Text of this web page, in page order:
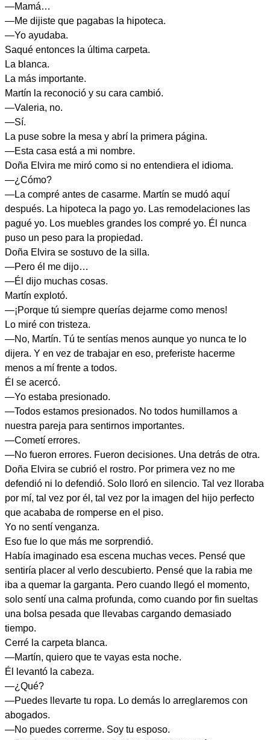
—Mamá…
—Me dijiste que pagabas la hipoteca.
—Yo ayudaba.
Saqué entonces la última carpeta.
La blanca.
La más importante.
Martín la reconoció y su cara cambió.
—Valeria, no.
—Sí.
La puse sobre la mesa y abrí la primera página.
—Esta casa está a mi nombre.
Doña Elvira me miró como si no entendiera el idioma.
—¿Cómo?
—La compré antes de casarme. Martín se mudó aquí
después. La hipoteca la pago yo. Las remodelaciones las
pagué yo. Los muebles grandes los compré yo. Él nunca
puso un peso para la propiedad.
Doña Elvira se sostuvo de la silla.
—Pero él me dijo…
—Él dijo muchas cosas.
Martín explotó.
—¡Porque tú siempre querías dejarme como menos!
Lo miré con tristeza.
—No, Martín. Tú te sentías menos aunque yo nunca te lo
dijera. Y en vez de trabajar en eso, preferiste hacerme
menos a mí frente a todos.
Él se acercó.
—Yo estaba presionado.
—Todos estamos presionados. No todos humillamos a
nuestra pareja para sentirnos importantes.
—Cometí errores.
—No fueron errores. Fueron decisiones. Una detrás de otra.
Doña Elvira se cubrió el rostro. Por primera vez no me
defendió ni lo defendió. Solo lloró en silencio. Tal vez lloraba
por mí, tal vez por él, tal vez por la imagen del hijo perfecto
que acababa de romperse en el piso.
Yo no sentí venganza.
Eso fue lo que más me sorprendió.
Había imaginado esa escena muchas veces. Pensé que
sentiría placer al verlo descubierto. Pensé que la rabia me
iba a quemar la garganta. Pero cuando llegó el momento,
solo sentí una calma profunda, como cuando por fin sueltas
una bolsa pesada que llevabas cargando demasiado
tiempo.
Cerré la carpeta blanca.
—Martín, quiero que te vayas esta noche.
Él levantó la cabeza.
—¿Qué?
—Puedes llevarte tu ropa. Lo demás lo arreglaremos con
abogados.
—No puedes correrme. Soy tu esposo.